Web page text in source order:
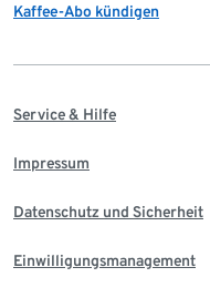
Kaffee-Abo kündigen
Service & Hilfe
Impressum
Datenschutz und Sicherheit
Einwilligungsmanagement